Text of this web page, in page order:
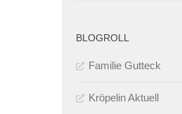
BLOGROLL
Familie Gutteck
Kröpelin Aktuell